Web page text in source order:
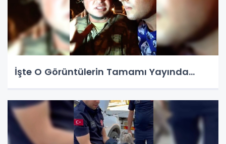
İşte O Görüntülerin Tamamı Yayında…